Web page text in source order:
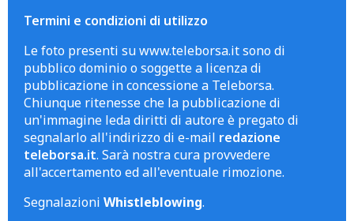
Termini e condizioni di utilizzo
Le foto presenti su www.teleborsa.it sono di
pubblico dominio o soggette a licenza di
pubblicazione in concessione a Teleborsa.
Chiunque ritenesse che la pubblicazione di
un'immagine leda diritti di autore è pregato di
segnalarlo all'indirizzo di e-mail redazione
teleborsa.it. Sarà nostra cura provvedere
all'accertamento ed all'eventuale rimozione.
Segnalazioni Whistleblowing.